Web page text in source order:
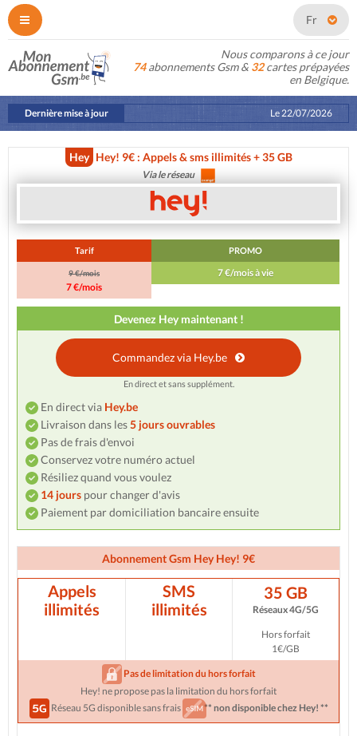
Fr
Nous comparons à ce jour
74abonnements Gsm & 32cartes prépayées
en Belgique.
Dernière mise à jour Le22/07/2026
Hey Hey! 9€ : Appels & sms illimités + 35 GB
Via le réseau
Tarif
9 €/mois
7 €/mois
PROMO
7 €/mois à vie
Devenez Hey maintenant !
En direct via Hey.be
Livraison dans les5 jours ouvrables
Pas de frais d'envoi
Conservez votre numéro actuel
Résiliez quand vous voulez
14 jours pour changer d'avis
Paiement par domiciliation bancaire ensuite
Commandez via Hey.be
En direct et sans supplément.
Abonnement Gsm Hey Hey! 9€
Appels
illimités
SMS
illimités
35 GB
Réseaux 4G/5G
Hors forfait
1€/GB
Pas de limitation du hors forfait
Hey! ne propose pas la limitation du hors forfait
Réseau 5G disponible sans frais
** non disponible chez Hey! **